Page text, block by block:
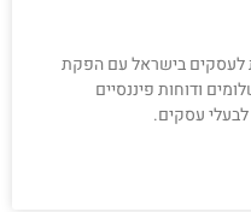
לעסקים בישראל עם הפקת
ודוחות פיננסיים
עסקים.